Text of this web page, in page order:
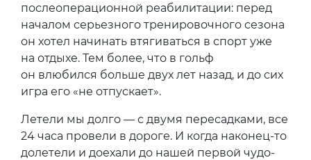
послеоперационной реабилитации: перед
началом серьезного тренировочного сезона
он хотел начинать втягиваться в спорт уже
на отдыхе. Тем более, что в гольф
он влюбился больше двух лет назад, и до сих
игра его «не отпускает».
Летели мы долго — с двумя пересадками, все
24 часа провели в дороге. И когда наконец-то
долетели и доехали до нашей первой чудо-